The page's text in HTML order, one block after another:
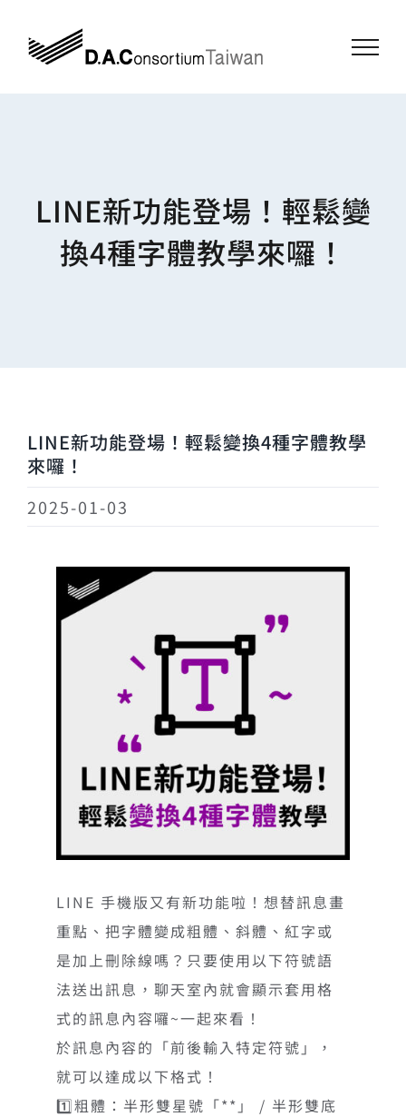
content
LINE新功能登場！輕鬆變
換4種字體教學來囉！
LINE新功能登場！輕鬆變換4種字體教學
來囉！
2025-01-03
LINE 手機版又有新功能啦！想替訊息畫
重點、把字體變成粗體、斜體、紅字或
是加上刪除線嗎？只要使用以下符號語
法送出訊息，聊天室內就會顯示套用格
式的訊息內容囉~一起來看！
於訊息內容的「前後輸入特定符號」，
就可以達成以下格式！
1️⃣粗體：半形雙星號「**」 / 半形雙底